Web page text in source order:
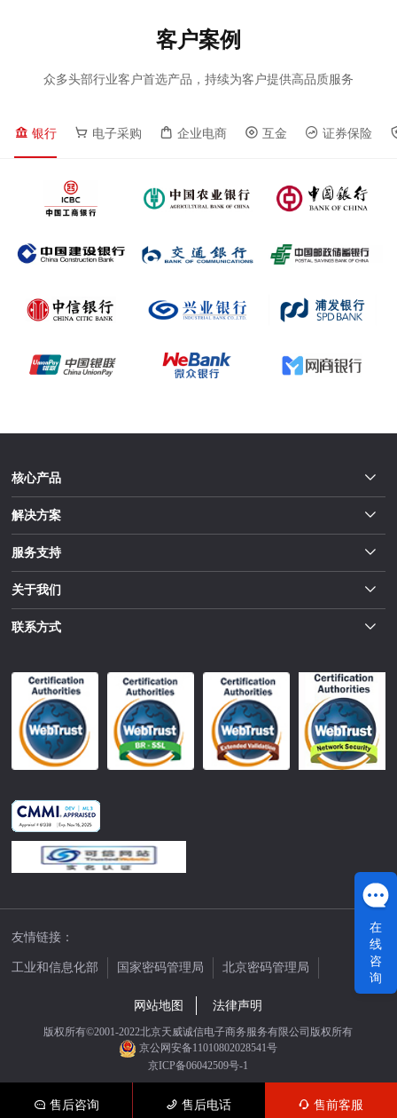
客户案例
众多头部行业客户首选产品，持续为客户提供高品质服务
银行 电子采购 企业电商 互金 证券保险
核心产品
解决方案
服务支持
关于我们
联系方式
友情链接：
工业和信息化部 国家密码管理局
北京密码管理局
网站地图
法律声明
版权所有©2001-2022北京天威诚信电子商务服务有限公司版权所有
京公网安备11010802028541号
京ICP备06042509号-1
售后咨询 售后电话 售前客服
在
线
咨
询